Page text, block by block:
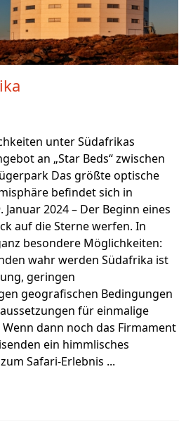
unter Südafrikas
an „Star Beds“ zwischen
Das größte optische
befindet sich in
2024 – Der Beginn eines
auf die Sterne werfen. In
besondere Möglichkeiten:
wahr werden Südafrika ist
geringen
geografischen Bedingungen
für einmalige
dann noch das Firmament
ein himmlisches
Safari-Erlebnis ...